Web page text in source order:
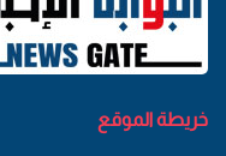
خريطة الموقع